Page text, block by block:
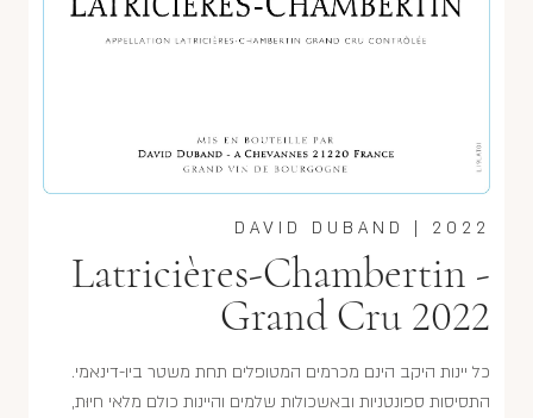
2022
|
DAVID DUBAND
Latricières-Chambertin -
Grand Cru 2022
כל יינות היקב הינם מכרמים המטופלים תחת משטר ביו-דינאמי.
התסיסות ספונטניות ובאשכולות שלמים והיינות כולם מלאי חיוּת,